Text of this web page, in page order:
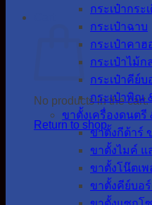
No products in the cart.
Return to shop
กระเป๋ากระ
กระเป๋าฉาบ
กระเป๋าคาฮ
กระเป๋าไม้ก
กระเป๋าคีย์บ
กระเป๋าพิณ
ขาตั้งเครื่องดนตรี
ขาตั้งกีต้าร์
ขาตั้งไมค์
ขาตั้งโน๊ตเ
ขาตั้งคีย์บอ